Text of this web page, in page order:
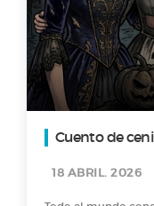
Cuento de
18 ABRIL. 2026